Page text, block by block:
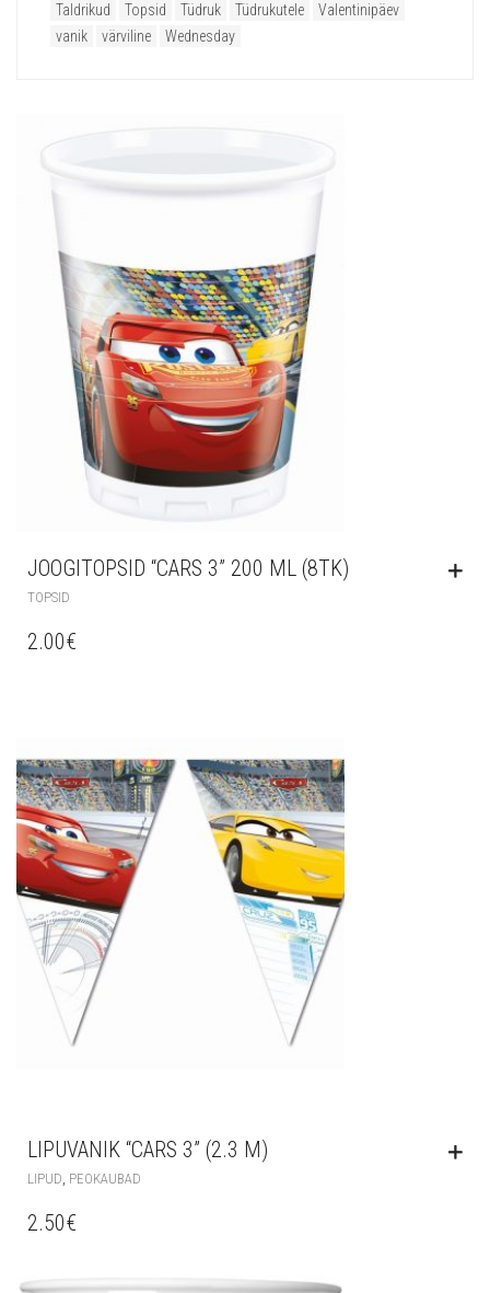
Taldrikud
Topsid Tüdruk Tüdrukutele
Valentinipäev
vanik
värviline Wednesday
JOOGITOPSID “CARS 3” 200 ML (8TK)
TOPSID
2.00€
LIPUVANIK “CARS 3” (2.3 M)
LIPUD PEOKAUBAD
2.50€